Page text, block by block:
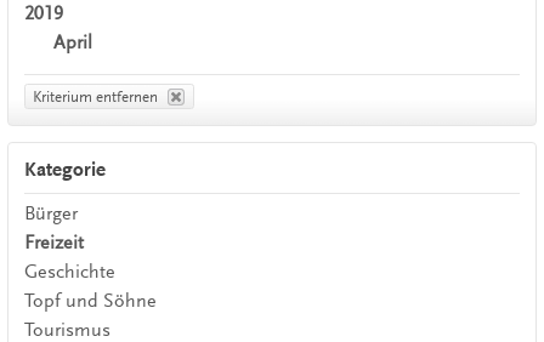
2019
April
Kriterium entfernen
Kategorie
Bürger
Freizeit
Geschichte
Topf und Söhne
Tourismus